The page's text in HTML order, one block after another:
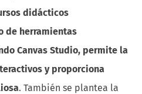
didácticos
de herramientas
Canvas Studio, permite la
y proporciona
. También se plantea la